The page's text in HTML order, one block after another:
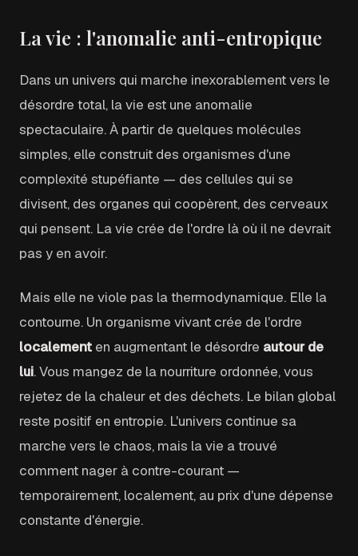
La vie : l'anomalie anti-entropique
Dans un univers qui marche inexorablement vers le
désordre total, la vie est une anomalie
spectaculaire. À partir de quelques molécules
simples, elle construit des organismes d'une
complexité stupéfiante — des cellules qui se
divisent, des organes qui coopèrent, des cerveaux
qui pensent. La vie crée de l'ordre là où il ne devrait
pas y en avoir.
Mais elle ne viole pas la thermodynamique. Elle la
contourne. Un organisme vivant crée de l'ordre
localement en augmentant le désordre autour de
lui. Vous mangez de la nourriture ordonnée, vous
rejetez de la chaleur et des déchets. Le bilan global
reste positif en entropie. L'univers continue sa
marche vers le chaos, mais la vie a trouvé
comment nager à contre-courant —
temporairement, localement, au prix d'une dépense
constante d'énergie.